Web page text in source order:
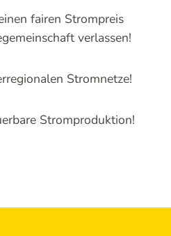
fairen Strompreis
verlassen!
Stromnetze!
Stromproduktion!